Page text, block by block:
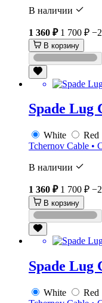
В наличии
1 360 ₽ 1 700 ₽
В корзину
Spade Lug
White
Red
Tchernov Cable •
В наличии
1 360 ₽ 1 700 ₽
В корзину
Spade Lug
White
Red